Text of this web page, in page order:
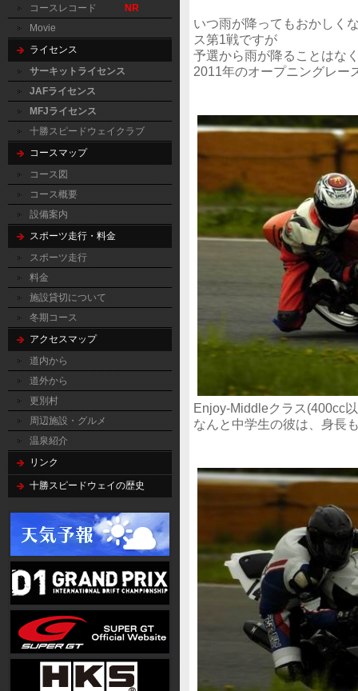
コースレコード
NR
Movie
ライセンス
サーキットライセンス
JAFライセンス
MFJライセンス
十勝スピードウェイクラブ
コースマップ
コース図
コース概要
設備案内
スポーツ走行・料金
スポーツ走行
料金
施設貸切について
冬期コース
アクセスマップ
道内から
道外から
更別村
周辺施設・グルメ
温泉紹介
リンク
十勝スピードウェイの歴史
いつ雨が降ってもおかしく
ス第1戦ですが
予選から雨が降ることはな
2011年のオープニングレー
Enjoy-Middleクラス
なんと中学生の彼は、身長